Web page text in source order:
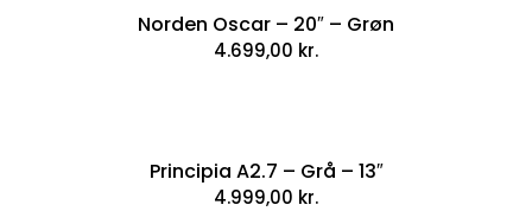
Norden Oscar – 20″ – Grøn
4.699,00 kr.
Principia A2.7 – Grå – 13″
4.999,00 kr.